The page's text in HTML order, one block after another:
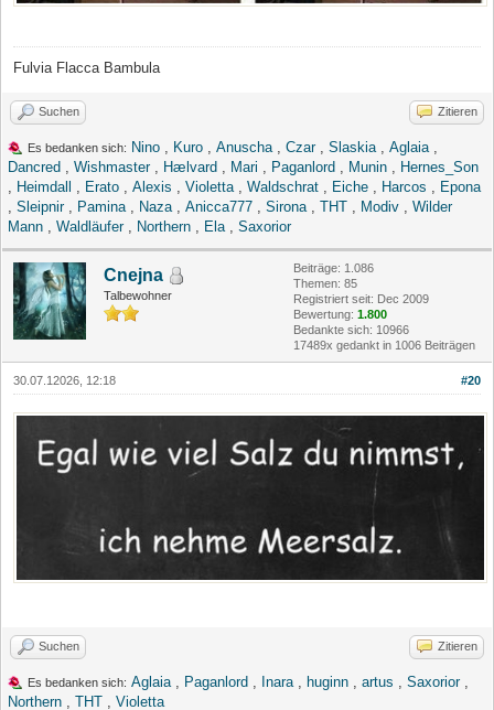
Fulvia Flacca Bambula
Suchen Zitieren
Es bedanken sich: Nino , Kuro , Anuscha, Czar, Slaskia, Aglaia,
Dancred , Wishmaster, Hælvard , Mari , Paganlord , Munin , Hernes_Son
, Heimdall , Erato , Alexis , Violetta, Waldschrat , Eiche , Harcos , Epona
, Sleipnir, Pamina, Naza, Anicca777 , Sirona, THT , Modiv , Wilder
Mann , Waldläufer, Northern , Ela, Saxorior
Cnejna
Talbewohner
Beiträge: 1.086
Themen: 85
Registriert seit: Dec 2009
Bewertung: 1.800
Bedankte sich: 10966
17489x gedankt in 1006 Beiträgen
#20
30.07.12026, 12:18
Suchen Zitieren
Es bedanken sich: Aglaia, Paganlord , Inara, huginn , artus , Saxorior,
Northern , THT , Violetta